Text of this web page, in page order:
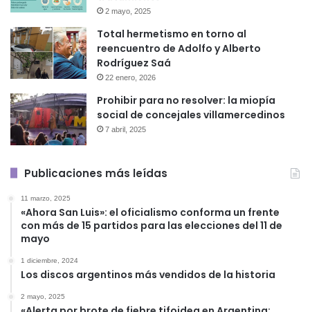
2 mayo, 2025
Total hermetismo en torno al
reencuentro de Adolfo y Alberto
Rodríguez Saá
22 enero, 2026
Prohibir para no resolver: la miopía
social de concejales villamercedinos
7 abril, 2025
Publicaciones más leídas
11 marzo, 2025
«Ahora San Luis»: el oficialismo conforma un frente
con más de 15 partidos para las elecciones del 11 de
mayo
1 diciembre, 2024
Los discos argentinos más vendidos de la historia
2 mayo, 2025